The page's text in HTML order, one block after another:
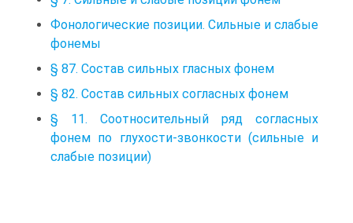
Фонологические позиции. Сильные и слабые
фонемы
§ 87. Состав сильных гласных фонем
§ 82. Состав сильных согласных фонем
§ 11. Соотносительный ряд согласных
фонем по глухости-звонкости (сильные и
слабые позиции)